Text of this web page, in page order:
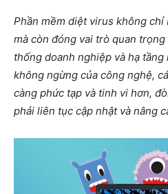
Phần mềm diệt virus không chỉ
mà còn đóng vai trò quan
thống doanh nghiệp và hạ
không ngừng của công nghệ,
càng phức tạp và tinh vi hơn,
phải liên tục cập nhật và nâng